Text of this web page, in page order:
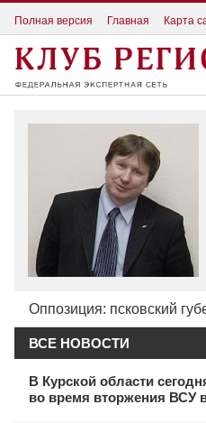
Полная версия Главная Карта
Оппозиция: псковский
ВСЕ НОВОСТИ
В Курской области
во время вторжения ВСУ